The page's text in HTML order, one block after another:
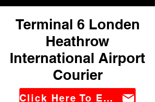
Terminal 6 Londen
Heathrow
International Airport
Courier
Click Here To Email Us